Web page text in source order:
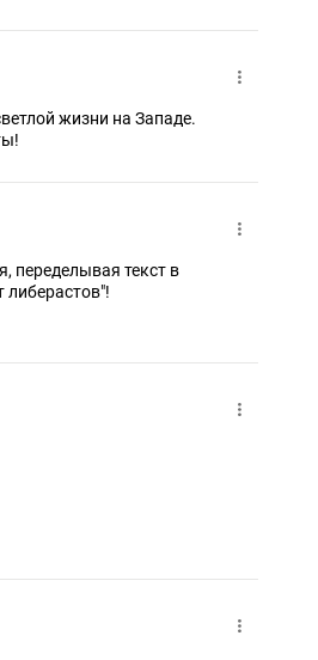
жизни на Западе.
переделывая текст в
либерастов"!